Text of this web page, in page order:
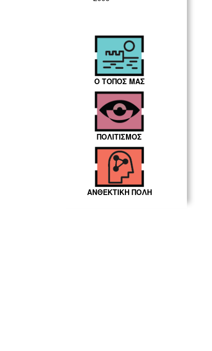
Ο ΤΟΠΟΣ ΜΑΣ
ΠΟΛΙΤΙΣΜΟΣ
ΑΝΘΕΚΤΙΚΗ ΠΟΛΗ